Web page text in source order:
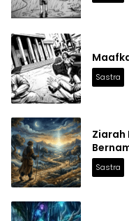
Sastra
Ziarah
Sastra